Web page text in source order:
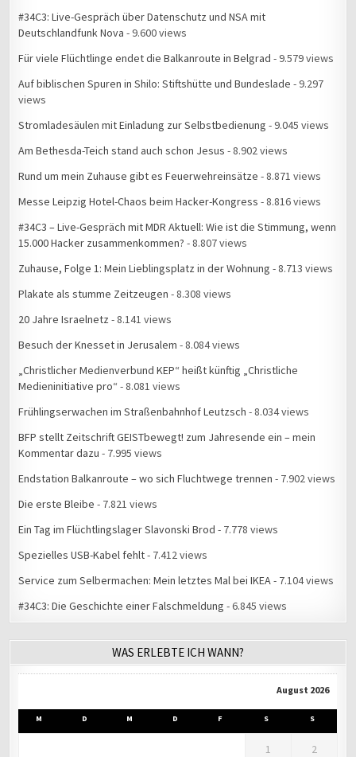
#34C3: Live-Gespräch über Datenschutz und NSA mit
Deutschlandfunk Nova - 9.600 views
Für viele Flüchtlinge endet die Balkanroute in Belgrad - 9.579 views
Auf biblischen Spuren in Shilo: Stiftshütte und Bundeslade - 9.297
views
Stromladesäulen mit Einladung zur Selbstbedienung - 9.045 views
Am Bethesda-Teich stand auch schon Jesus - 8.902 views
Rund um mein Zuhause gibt es Feuerwehreinsätze - 8.871 views
Messe Leipzig Hotel-Chaos beim Hacker-Kongress - 8.816 views
#34C3 – Live-Gespräch mit MDR Aktuell: Wie ist die Stimmung, wenn
15.000 Hacker zusammenkommen? - 8.807 views
Zuhause, Folge 1: Mein Lieblingsplatz in der Wohnung - 8.713 views
Plakate als stumme Zeitzeugen - 8.308 views
20 Jahre Israelnetz - 8.141 views
Besuch der Knesset in Jerusalem - 8.084 views
„Christlicher Medienverbund KEP“ heißt künftig „Christliche
Medieninitiative pro“ - 8.081 views
Frühlingserwachen im Straßenbahnhof Leutzsch - 8.034 views
BFP stellt Zeitschrift GEISTbewegt! zum Jahresende ein – mein
Kommentar dazu - 7.995 views
Endstation Balkanroute – wo sich Fluchtwege trennen - 7.902 views
Die erste Bleibe - 7.821 views
Ein Tag im Flüchtlingslager Slavonski Brod - 7.778 views
Spezielles USB-Kabel fehlt- 7.412 views
Service zum Selbermachen: Mein letztes Mal bei IKEA- 7.104 views
#34C3: Die Geschichte einer Falschmeldung - 6.845 views
WAS ERLEBTE ICH WANN?
August 2026
M D M D F S S
1 2